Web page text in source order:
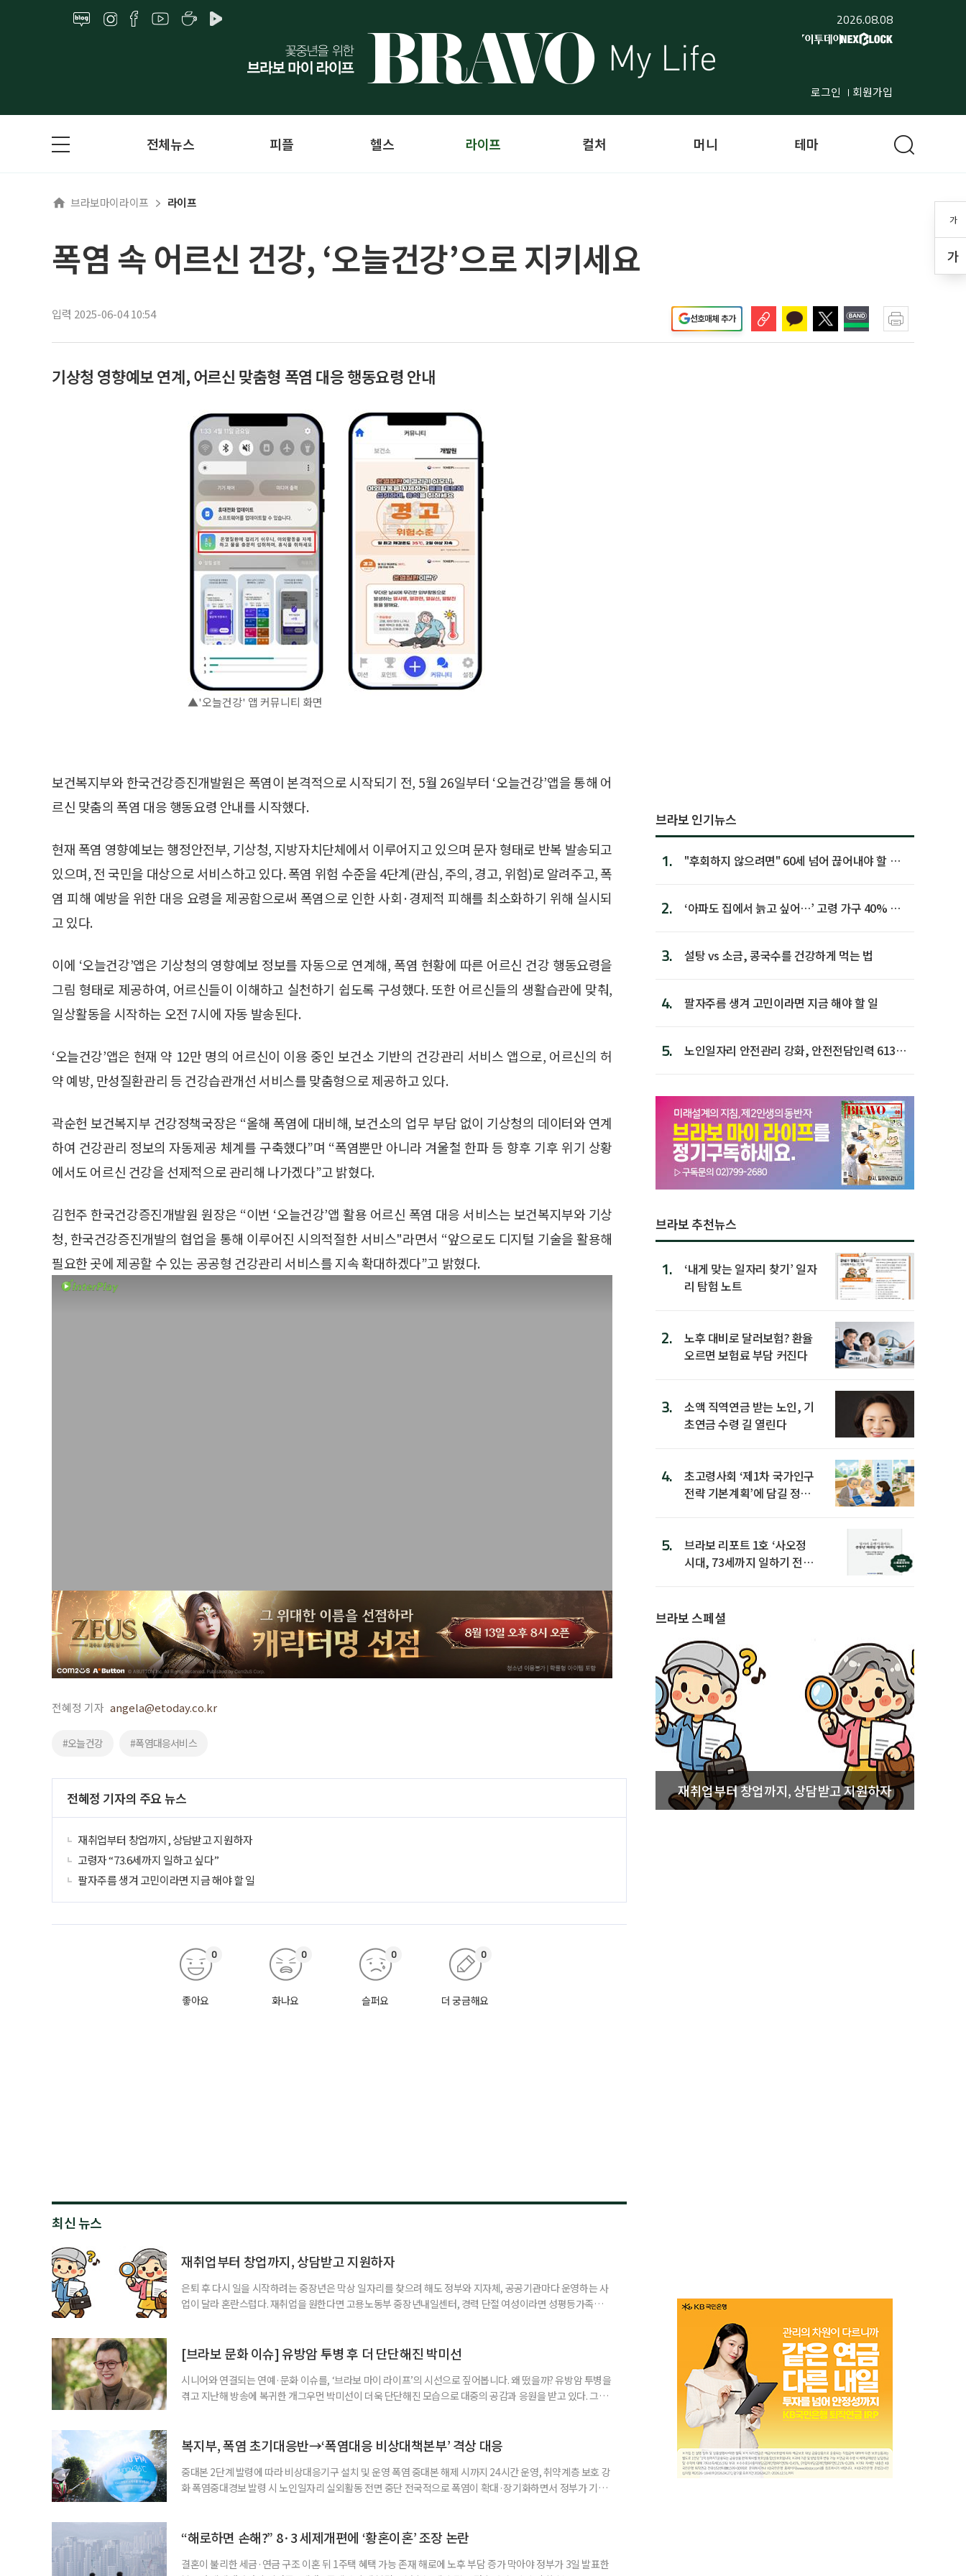
2026.08.08
로그인 회원가입
가
가
전체뉴스 피플 헬스 라이프 컬처 머니 테마
브라보마이라이프 라이프
폭염 속 어르신 건강, ‘오늘건강’으로 지키세요
입력 2025-06-04 10:54 선호매체 추가
기상청 영향예보 연계, 어르신 맞춤형 폭염 대응 행동요령 안내
▲'오늘건강' 앱 커뮤니티 화면
보건복지부와 한국건강증진개발원은 폭염이 본격적으로 시작되기 전, 5월 26일부터 ‘오늘건강’앱을 통해 어
르신 맞춤의 폭염 대응 행동요령 안내를 시작했다.
현재 폭염 영향예보는 행정안전부, 기상청, 지방자치단체에서 이루어지고 있으며 문자 형태로 반복 발송되고
있으며, 전 국민을 대상으로 서비스하고 있다. 폭염 위험 수준을 4단계(관심, 주의, 경고, 위험)로 알려주고, 폭
염 피해 예방을 위한 대응 요령을 제공함으로써 폭염으로 인한 사회·경제적 피해를 최소화하기 위해 실시되
고 있다.
이에 ‘오늘건강’앱은 기상청의 영향예보 정보를 자동으로 연계해, 폭염 현황에 따른 어르신 건강 행동요령을
그림 형태로 제공하여, 어르신들이 이해하고 실천하기 쉽도록 구성했다. 또한 어르신들의 생활습관에 맞춰,
일상활동을 시작하는 오전 7시에 자동 발송된다.
‘오늘건강’앱은 현재 약 12만 명의 어르신이 이용 중인 보건소 기반의 건강관리 서비스 앱으로, 어르신의 허
약 예방, 만성질환관리 등 건강습관개선 서비스를 맞춤형으로 제공하고 있다.
곽순헌 보건복지부 건강정책국장은 “올해 폭염에 대비해, 보건소의 업무 부담 없이 기상청의 데이터와 연계
하여 건강관리 정보의 자동제공 체계를 구축했다”며 “폭염뿐만 아니라 겨울철 한파 등 향후 기후 위기 상황
에서도 어르신 건강을 선제적으로 관리해 나가겠다”고 밝혔다.
김헌주 한국건강증진개발원 원장은 “이번 ‘오늘건강’앱 활용 어르신 폭염 대응 서비스는 보건복지부와 기상
청, 한국건강증진개발의 협업을 통해 이루어진 시의적절한 서비스"라면서 “앞으로도 디지털 기술을 활용해
필요한 곳에 제공할 수 있는 공공형 건강관리 서비스를 지속 확대하겠다”고 밝혔다.
전혜정 기자 angela@etoday.co.kr
#오늘건강 #폭염대응서비스
전혜정 기자의 주요 뉴스
재취업부터 창업까지, 상담받고 지원하자
고령자 “73.6세까지 일하고 싶다”
팔자주름 생겨 고민이라면 지금 해야 할 일
좋아요
0
화나요
0
슬퍼요
0
더 궁금해요
0
최신 뉴스
재취업부터 창업까지, 상담받고 지원하자
은퇴 후 다시 일을 시작하려는 중장년은 막상 일자리를 찾으려 해도 정부와 지자체, 공공기관마다 운영하는 사
업이 달라 혼란스럽다. 재취업을 원한다면 고용노동부 중장년내일센터, 경력 단절 여성이라면 성평등가족부
준비부터 구직 수당까지 고용노동부 국민취업지원제도 구직활동이 쉽지 않은 사람을 위한 제도다. 개인별 취
업 지원 계획을 세
[브라보 문화 이슈] 유방암 투병 후 더 단단해진 박미선
시니어와 연결되는 연예·문화 이슈를, ‘브라보 마이 라이프’의 시선으로 짚어봅니다. 왜 떴을까? 유방암 투병을
겪고 지난해 방송에 복귀한 개그우먼 박미선이 더욱 단단해진 모습으로 대중의 공감과 응원을 받고 있다. 그러
까. 오랜 방송 생활 뒤 전해진 투병 소식 박미선은 재치 있는 말솜씨와 공감 능력으로
복지부, 폭염 초기대응반→‘폭염대응 비상대책본부’ 격상 대응
중대본 2단계 발령에 따라 비상대응기구 설치 및 운영 폭염 중대본 해제 시까지 24시간 운영, 취약계층 보호 강
화 폭염중대경보 발령 시 노인일자리 실외활동 전면 중단 전국적으로 폭염이 확대·장기화하면서 정부가 기존
책본부(중대본) 2단계(심각)가 발령된 이후에도 폭염이 전국적으로 확대되고 장기화한 데 따른 것이다. 기존에
“해로하면 손해?” 8·3 세제개편에 ‘황혼이혼’ 조장 논란
결혼이 불리한 세금·연금 구조 이혼 뒤 1주택 혜택 가능 존재 해로에 노후 부담 증가 막아야 정부가 3일 발표한
브라보 인기뉴스
1.
"후회하지 않으려면" 60세 넘어 끊어내야 할 사
2.
‘아파도 집에서 늙고 싶어…’ 고령 가구 40% 노
3. 설탕 vs 소금, 콩국수를 건강하게 먹는 법
4. 팔자주름 생겨 고민이라면 지금 해야 할 일
5.
노인일자리 안전관리 강화, 안전전담인력 613명
브라보 추천뉴스
1.
‘내게 맞는 일자리 찾기’ 일자
리 탐험 노트
2.
노후 대비로 달러보험? 환율
오르면 보험료 부담 커진다
3.
소액 직역연금 받는 노인, 기
초연금 수령 길 열린다
4.
초고령사회 ‘제1차 국가인구
전략 기본계획’에 담길 정책
5.
브라보 리포트 1호 ‘사오정
시대, 73세까지 일하기 전략’
브라보 스페셜
재취업부터 창업까지, 상담받고 지원하자